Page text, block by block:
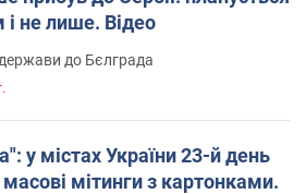
і не лише. Відео
до Бєлграда
у містах України 23-й день
мітинги з картонками.